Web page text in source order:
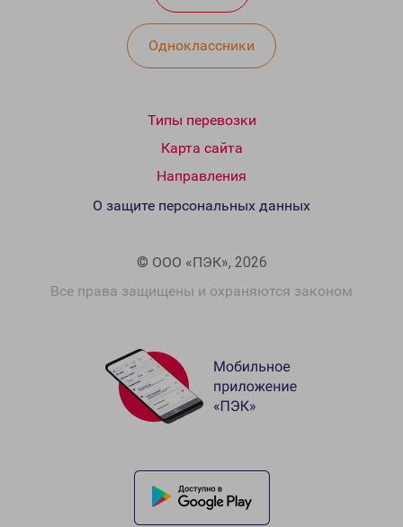
Одноклассники
Типы перевозки
Карта сайта
Направления
© ООО «ПЭК», 2026
Все права защищены и охраняются законом
О защите персональных данных